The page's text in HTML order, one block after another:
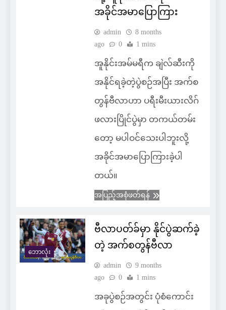
အခိုင်အမာပြောကြား
admin
8 months
ago
0 1 mins
အူနိုင်းအမ်မရီက ချဲလ်ဆီးကို
အနိုင်ရခဲ့တဲ့ပွဲစဉ်အပြီး အက်စ
တွန်ဗီလာဟာ ပရီးမီးယားလိဂ်
ဖလားပြိုင်ပွဲမှာ တကယ်တမ်း
တော့ မပါဝင်သေးပါဘူးလို့
အခိုင်အမာပြောကြားခဲ့ပါ
တယ်။
အပြည့်အစုံဖတ်ရန်
ဘောလုံး
ဗီလာပတ်ခ်မှာ နိုင်ပွဲဆက်ခဲ့
တဲ့ အက်စတွန်ဗီလာ
admin
9 months
ago
0 1 mins
အခုပွဲစဉ်အတွင်း ပုံစံကောင်း